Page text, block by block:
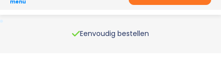
menu
Eenvoudig bestellen